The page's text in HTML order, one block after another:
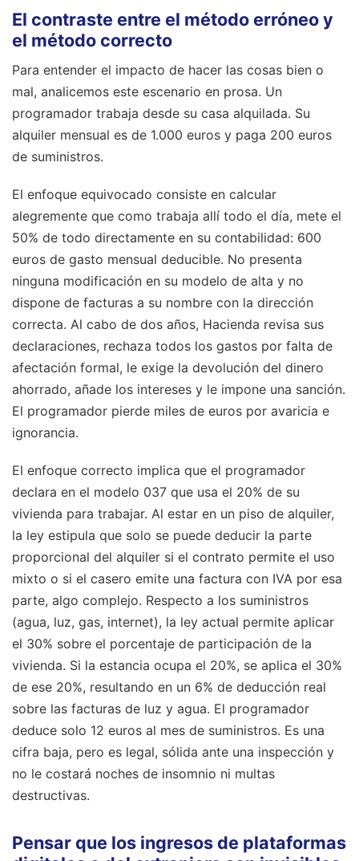
El contraste entre el método erróneo y
el método correcto
Para entender el impacto de hacer las cosas bien o
mal, analicemos este escenario en prosa. Un
programador trabaja desde su casa alquilada. Su
alquiler mensual es de 1.000 euros y paga 200 euros
de suministros.
El enfoque equivocado consiste en calcular
alegremente que como trabaja allí todo el día, mete el
50% de todo directamente en su contabilidad: 600
euros de gasto mensual deducible. No presenta
ninguna modificación en su modelo de alta y no
dispone de facturas a su nombre con la dirección
correcta. Al cabo de dos años, Hacienda revisa sus
declaraciones, rechaza todos los gastos por falta de
afectación formal, le exige la devolución del dinero
ahorrado, añade los intereses y le impone una sanción.
El programador pierde miles de euros por avaricia e
ignorancia.
El enfoque correcto implica que el programador
declara en el modelo 037 que usa el 20% de su
vivienda para trabajar. Al estar en un piso de alquiler,
la ley estipula que solo se puede deducir la parte
proporcional del alquiler si el contrato permite el uso
mixto o si el casero emite una factura con IVA por esa
parte, algo complejo. Respecto a los suministros
(agua, luz, gas, internet), la ley actual permite aplicar
el 30% sobre el porcentaje de participación de la
vivienda. Si la estancia ocupa el 20%, se aplica el 30%
de ese 20%, resultando en un 6% de deducción real
sobre las facturas de luz y agua. El programador
deduce solo 12 euros al mes de suministros. Es una
cifra baja, pero es legal, sólida ante una inspección y
no le costará noches de insomnio ni multas
destructivas.
Pensar que los ingresos de plataformas